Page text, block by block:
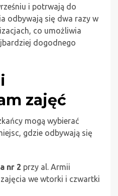
i potrwają do
odbywają się dwa razy w
co umożliwia
dogodnego
zajęć
mogą wybierać
gdzie odbywają się
nr 2 przy al. Armii
we wtorki i czwartki